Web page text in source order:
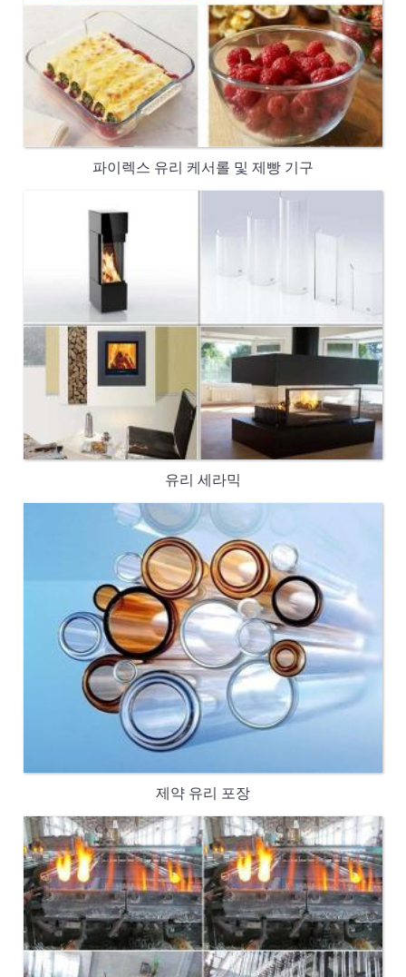
파이렉스 유리 케서롤 및 제빵 기구
유리 세라믹
제약 유리 포장